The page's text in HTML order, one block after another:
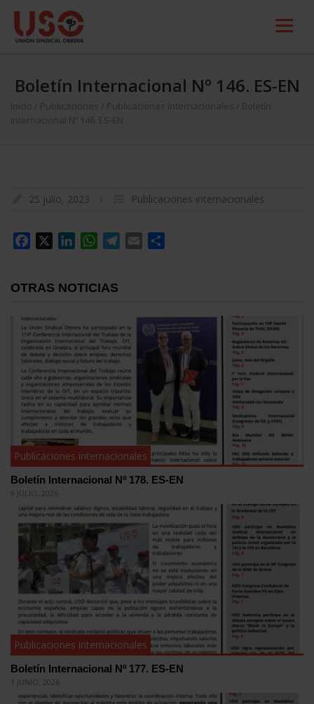
Boletín Internacional Nº 146. ES-EN
Inicio Publicaciones Publicaciones internacionales
Boletín
Internacional Nº 146. ES-EN
25 julio, 2023 Publicaciones internacionales
Facebook LinkedInWhatsApp
Telegram
Email
OTRAS NOTICIAS
Publicaciones internacionales
Boletín Internacional Nº 178. ES-EN
9 JULIO, 2026
Publicaciones internacionales
Boletín Internacional Nº 177. ES-EN
1 JUNIO, 2026